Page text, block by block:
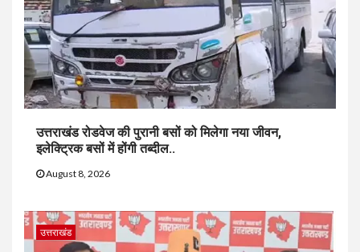
उत्तराखंड रोडवेज की पुरानी बसों को मिलेगा नया जीवन,
इलेक्ट्रिक बसों में होंगी तब्दील..
August 8, 2026
उत्तराखंड